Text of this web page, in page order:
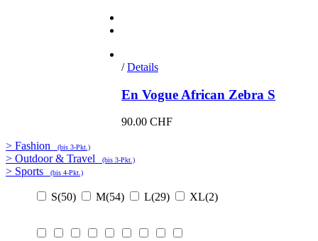
/ Details
En Vogue African Zebra S
90.00 CHF
> Fashion (bis 3-Pkt.)
> Outdoor & Travel (bis 3-Pkt.)
> Sports (bis 4-Pkt.)
S(50) M(54) L(29) XL(2)